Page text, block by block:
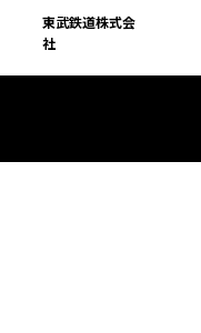
ACCESS
アクセス
東武鉄道株式会
社